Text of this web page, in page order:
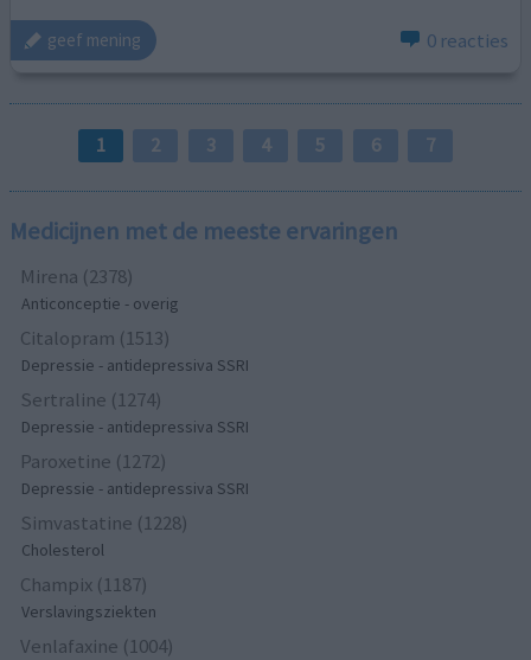
geef mening 0 reacties
1 2 3 4 5 6 7
Medicijnen met de meeste ervaringen
Mirena (2378)
Anticonceptie - overig
Citalopram (1513)
Depressie - antidepressiva SSRI
Sertraline (1274)
Depressie - antidepressiva SSRI
Paroxetine (1272)
Depressie - antidepressiva SSRI
Simvastatine (1228)
Cholesterol
Champix (1187)
Verslavingsziekten
Venlafaxine (1004)